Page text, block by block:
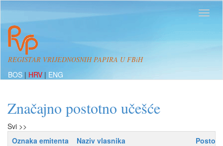
REGISTAR VRIJEDNOSNIH PAPIRA U FBiH
BOS | HRV | ENG
Značajno postotno učešće
Svi >>
Oznaka emitenta
Naziv vlasnika